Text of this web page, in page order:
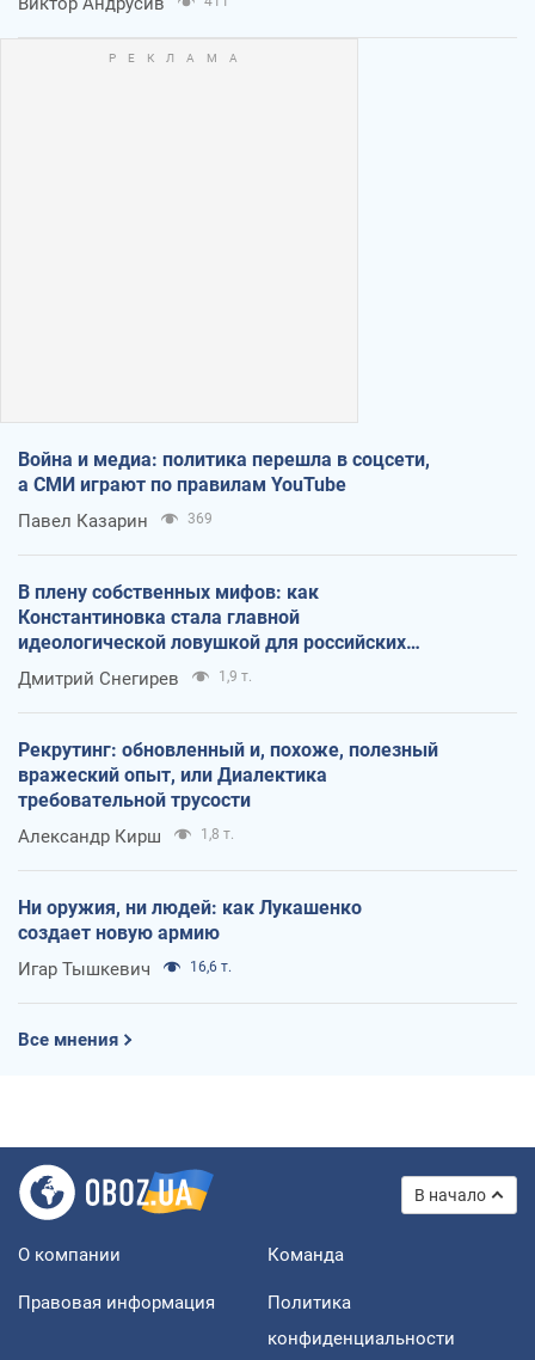
Война и медиа: политика перешла в соцсети,
а СМИ играют по правилам YouTube
Павел Казарин 369
В плену собственных мифов: как
Константиновка стала главной
идеологической ловушкой для российских
оккупантов
Дмитрий Снегирев 1,9 т.
Рекрутинг: обновленный и, похоже, полезный
вражеский опыт, или Диалектика
требовательной трусости
Александр Кирш 1,8 т.
Ни оружия, ни людей: как Лукашенко
создает новую армию
Игар Тышкевич 16,6 т.
Все мнения
В начало
О компании Команда
Правовая информация
Политика
конфиденциальности